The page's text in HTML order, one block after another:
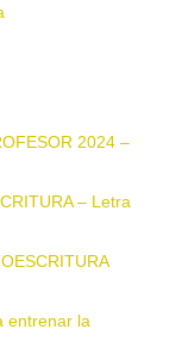
2024 –
– Letra
entrenar la